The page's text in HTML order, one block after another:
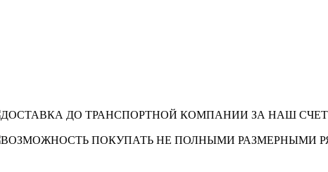
ДОСТАВКА ДО ТРАНСПОРТНОЙ КОМПАНИИ ЗА НАШ СЧЕТ
ВОЗМОЖНОСТЬ ПОКУПАТЬ НЕ ПОЛНЫМИ РАЗМЕРНЫМИ